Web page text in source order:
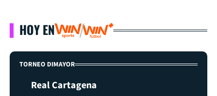
HOY EN
TORNEO DIMAYOR
Real Cartagena